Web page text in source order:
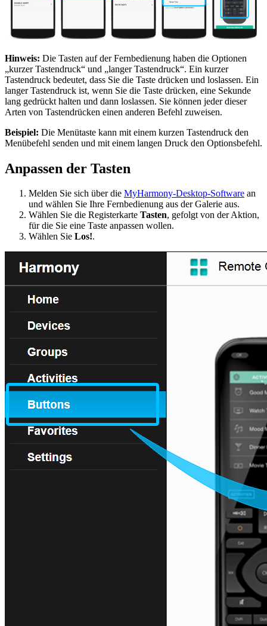
Hinweis: Die Tasten auf der Fernbedienung haben die Optionen
„kurzer Tastendruck“ und „langer Tastendruck“. Ein kurzer
Tastendruck bedeutet, dass Sie die Taste drücken und loslassen. Ein
langer Tastendruck ist, wenn Sie die Taste drücken, eine Sekunde
lang gedrückt halten und dann loslassen. Sie können jeder dieser
Arten von Tastendrücken einen anderen Befehl zuweisen.
Beispiel: Die Menütaste kann mit einem kurzen Tastendruck den
Menübefehl senden und mit einem langen Druck den Optionsbefehl.
Anpassen der Tasten
Melden Sie sich über die MyHarmony-Desktop-Software an
und wählen Sie Ihre Fernbedienung aus der Galerie aus.
Wählen Sie die Registerkarte Tasten, gefolgt von der Aktion,
für die Sie eine Taste anpassen wollen.
Wählen Sie Los!.